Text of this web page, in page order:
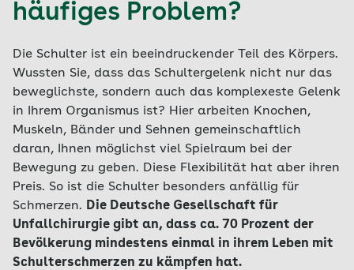
häufiges Problem?
Die Schulter ist ein beeindruckender Teil des Körpers.
Wussten Sie, dass das Schultergelenk nicht nur das
beweglichste, sondern auch das komplexeste Gelenk
in Ihrem Organismus ist? Hier arbeiten Knochen,
Muskeln, Bänder und Sehnen gemeinschaftlich
daran, Ihnen möglichst viel Spielraum bei der
Bewegung zu geben. Diese Flexibilität hat aber ihren
Preis. So ist die Schulter besonders anfällig für
Schmerzen. Die Deutsche Gesellschaft für
Unfallchirurgie gibt an, dass ca. 70 Prozent der
Bevölkerung mindestens einmal in ihrem Leben mit
Schulterschmerzen zu kämpfen hat.